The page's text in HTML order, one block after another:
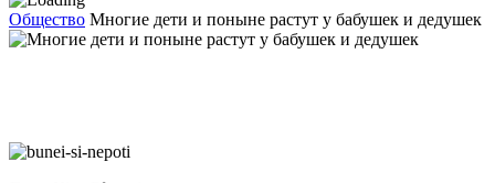
Общество Многие дети и поныне растут у бабушек и дедушек